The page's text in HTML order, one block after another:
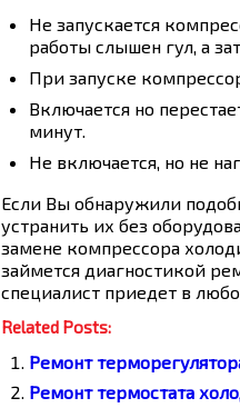
Не запускается
работы слышен гул, а
При запуске
Включается но
минут.
Не включается, но не
Если Вы обнаружили
устранить их без
замене компрессора
займется диагностикой
специалист приедет в
Related Posts:
Ремонт
Ремонт термостата